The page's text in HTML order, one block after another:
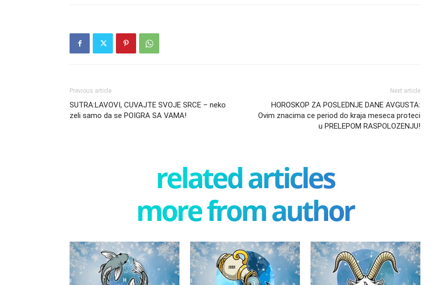
Previous article
SUTRA:LAVOVI, CUVAJTE SVOJE SRCE – neko
zeli samo da se POIGRA SA VAMA!
Next article
HOROSKOP ZA POSLEDNJE DANE AVGUSTA:
Ovim znacima ce period do kraja meseca proteci
u PRELEPOM RASPOLOZENJU!
related articles
more from author